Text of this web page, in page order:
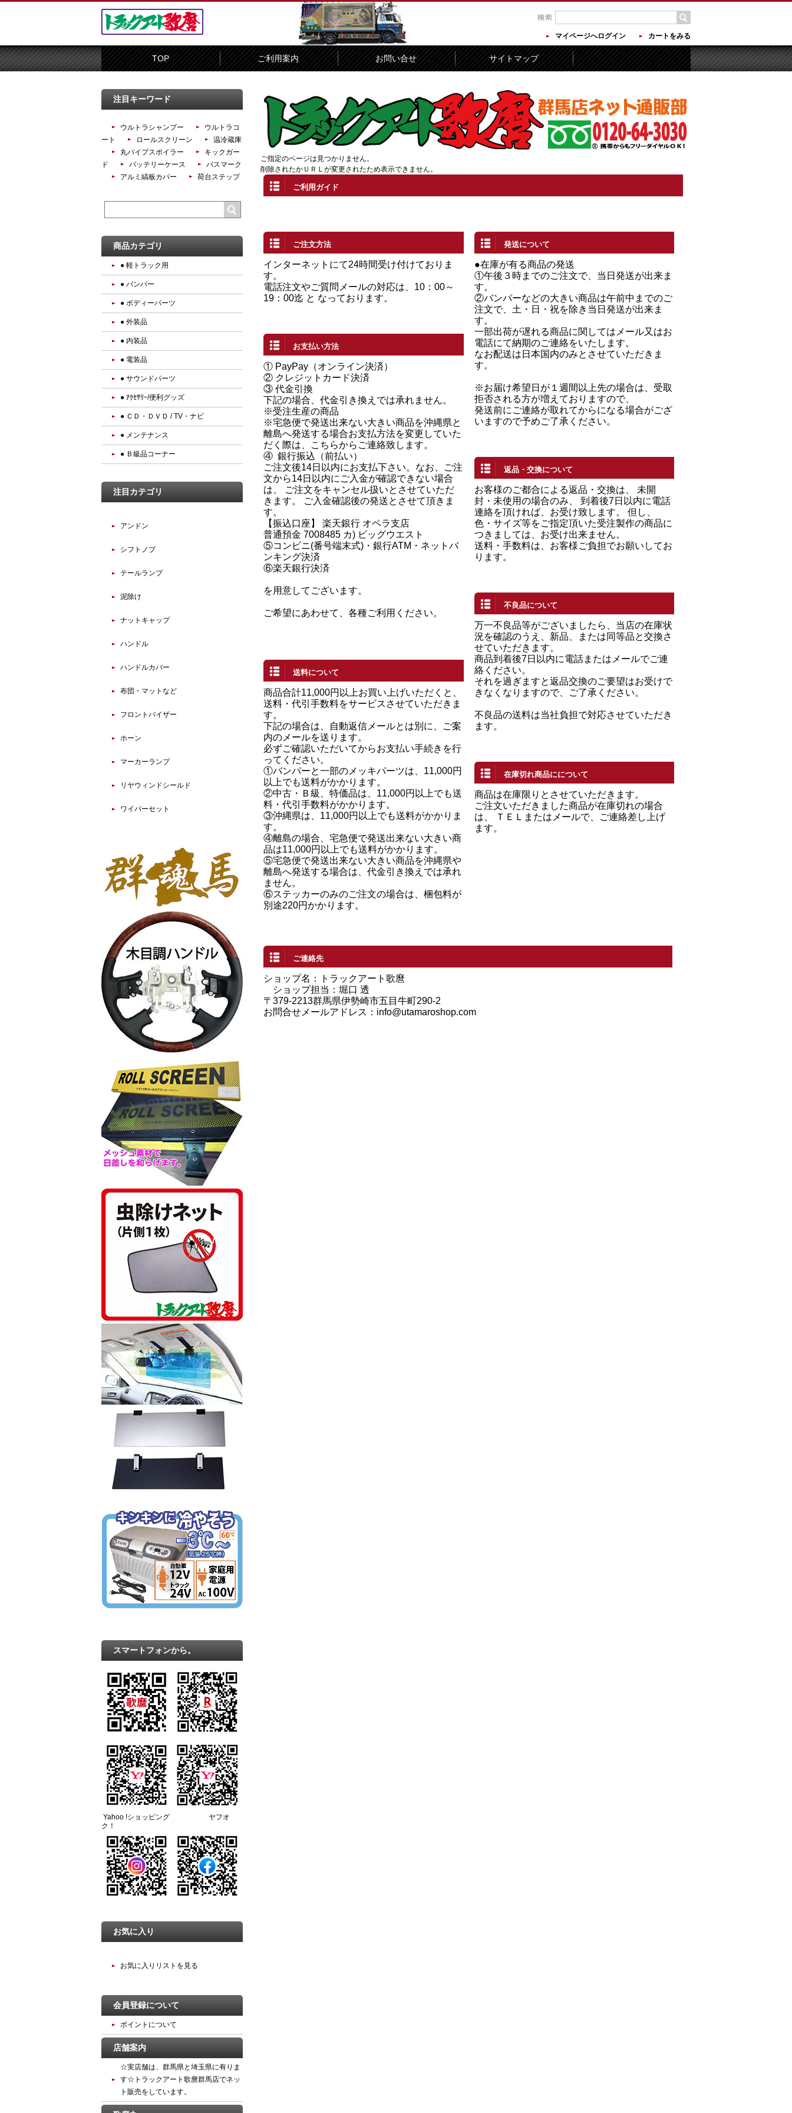
マイページへログイン カートをみる
TOP ご利用案内 お問い合せ サイトマップ
ご指定のページは見つかりません。
削除されたかＵＲＬが変更されたため表示できません。
ご利用ガイド
ご注文方法
インターネットにて24時間受け付けておりま
す。
電話注文やご質問メールの対応は、10：00～
19：00迄 と なっております。
お支払い方法
① PayPay（オンライン決済）
② クレジットカード決済
③ 代金引換
下記の場合、代金引き換えでは承れません。
※受注生産の商品
※宅急便で発送出来ない大きい商品を沖縄県と
離島へ発送する場合お支払方法を変更していた
だく際は、こちらからご連絡致します。
④ 銀行振込（前払い）
ご注文後14日以内にお支払下さい。なお、ご注
文から14日以内にご入金が確認できない場合
は、 ご注文をキャンセル扱いとさせていただ
きます。 ご入金確認後の発送とさせて頂きま
す。
【振込口座】 楽天銀行 オペラ支店
普通預金 7008485 カ) ビッグウエスト
⑤コンビニ(番号端末式)・銀行ATM・ネットバ
ンキング決済
⑥楽天銀行決済
を用意してございます。
ご希望にあわせて、各種ご利用ください。
送料について
商品合計11,000円以上お買い上げいただくと、
送料・代引手数料をサービスさせていただきま
す。
下記の場合は、自動返信メールとは別に、ご案
内のメールを送ります。
必ずご確認いただいてからお支払い手続きを行
ってください。
①バンパーと一部のメッキパーツは、11,000円
以上でも送料がかかります。
②中古・Ｂ級、特価品は、11,000円以上でも送
料・代引手数料がかかります。
③沖縄県は、11,000円以上でも送料がかかりま
す。
④離島の場合、宅急便で発送出来ない大きい商
品は11,000円以上でも送料がかかります。
⑤宅急便で発送出来ない大きい商品を沖縄県や
離島へ発送する場合は、代金引き換えでは承れ
ません。
⑥ステッカーのみのご注文の場合は、梱包料が
別途220円かかります。
発送について
●在庫が有る商品の発送
①午後３時までのご注文で、当日発送が出来ま
す。
②バンパーなどの大きい商品は午前中までのご
注文で、土・日・祝を除き当日発送が出来ま
す。
一部出荷が遅れる商品に関してはメール又はお
電話にて納期のご連絡をいたします。
なお配送は日本国内のみとさせていただきま
す。
※お届け希望日が１週間以上先の場合は、受取
拒否される方が増えておりますので、
発送前にご連絡が取れてからになる場合がござ
いますので予めご了承ください。
返品・交換について
お客様のご都合による返品・交換は、 未開
封・未使用の場合のみ、 到着後7日以内に電話
連絡を頂ければ、お受け致します。 但し、
色・サイズ等をご指定頂いた受注製作の商品に
つきましては、お受け出来ません。
送料・手数料は、お客様ご負担でお願いしてお
ります。
不良品について
万一不良品等がございましたら、当店の在庫状
況を確認のうえ、新品、または同等品と交換さ
せていただきます。
商品到着後7日以内に電話またはメールでご連
絡ください。
それを過ぎますと返品交換のご要望はお受けで
きなくなりますので、ご了承ください。
不良品の送料は当社負担で対応させていただき
ます。
在庫切れ商品にについて
商品は在庫限りとさせていただきます。
ご注文いただきました商品が在庫切れの場合
は、 ＴＥＬまたはメールで、ご連絡差し上げ
ます。
ご連絡先
ショップ名：トラックアート歌麿
ショップ担当：堀口 透
〒379-2213群馬県伊勢崎市五目牛町290-2
お問合せメールアドレス： info@utamaroshop.com
注目キーワード
ウルトラシャンプー
ウルトラコ
ート
ロールスクリーン
温冷蔵庫
丸パイプスポイラー
キックガー
ド
バッテリーケース
バスマーク
アルミ縞板カバー
荷台ステップ
商品カテゴリ
● 軽トラック用
● バンパー
● ボディーパーツ
● 外装品
● 内装品
● 電装品
● サウンドパーツ
● ｱｸｾｻﾘｰ/便利グッズ
● ＣＤ・ＤＶＤ / TV・ナビ
● メンテナンス
● Ｂ級品コーナー
注目カテゴリ
アンドン
シフトノブ
テールランプ
泥除け
ナットキャップ
ハンドル
ハンドルカバー
布団・マットなど
フロントバイザー
ホーン
マーカーランプ
リヤウィンドシールド
ワイパーセット
スマートフォンから。
Yahoo !ショッピング ヤフオ
ク！
お気に入り
お気に入りリストを見る
会員登録について
ポイントについて
店舗案内
☆実店舗は、群馬県と埼玉県に有りま
す☆トラックアート歌麿群馬店でネッ
ト販売をしています。